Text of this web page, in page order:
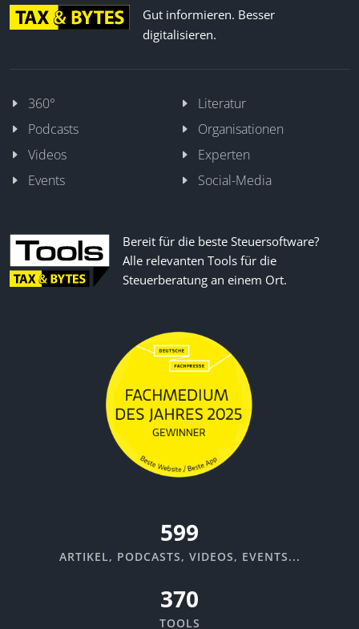
Gut informieren. Besser
digitalisieren.
360°
Literatur
Podcasts
Organisationen
Videos
Experten
Events
Social-Media
Bereit für die beste Steuersoftware?
Alle relevanten Tools für die
Steuerberatung an einem Ort.
670
ARTIKEL, PODCASTS, VIDEOS, EVENTS...
370
TOOLS